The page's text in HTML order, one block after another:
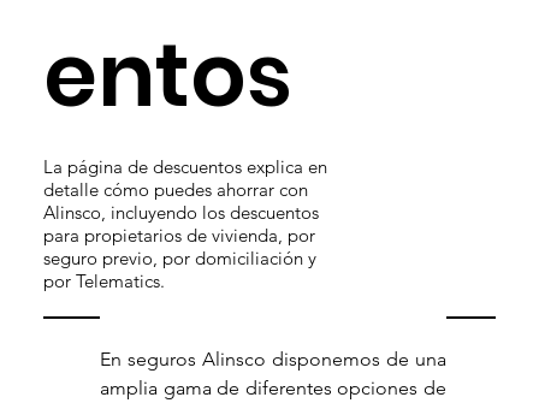
entos
La página de descuentos explica en
detalle cómo puedes ahorrar con
Alinsco, incluyendo los descuentos
para propietarios de vivienda, por
seguro previo, por domiciliación y
por Telematics.
En seguros Alinsco disponemos de una
amplia gama de diferentes opciones de